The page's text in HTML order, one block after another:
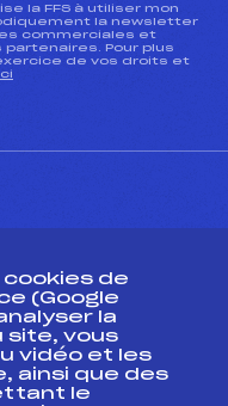
la FFS à utiliser mon
la newsletter
commerciales et
partenaires. Pour plus
de vos droits et
cookies de
(Google
la
site, vous
vidéo et les
ainsi que des
le